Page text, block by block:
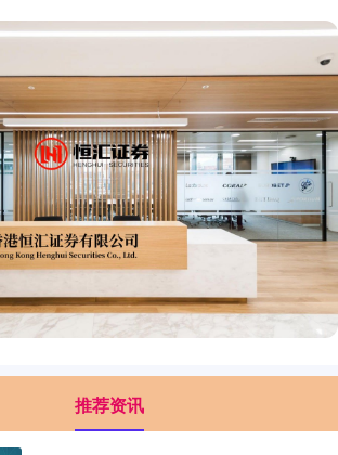
推荐资讯